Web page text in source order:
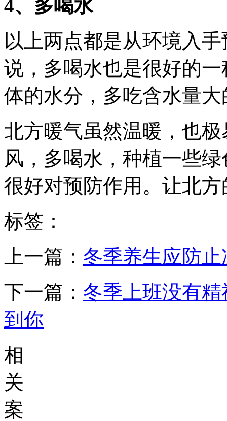
4、多喝水
以上两点都是从环境入
说，多喝水也是很好的
体的水分，多吃含水量
北方暖气虽然温暖，也
风，多喝水，种植一些
很好对预防作用。让北
标签：
上一篇： 冬季养生应防
下一篇： 冬季上班没有
到你
相
关
案